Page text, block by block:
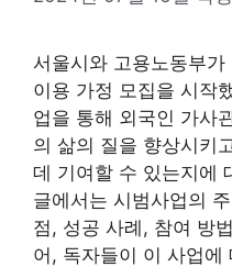
서울시와 고용노동부
이용 가정 모집을 시작
업을 통해 외국인 가사
의 삶의 질을 향상시키
데 기여할 수 있는지에
글에서는 시범사업의
점, 성공 사례, 참여 방
어, 독자들이 이 사업에